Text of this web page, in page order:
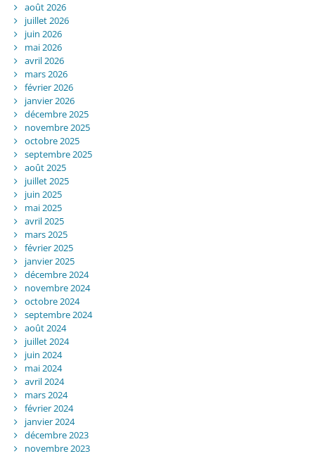
août 2026
juillet 2026
juin 2026
mai 2026
avril 2026
mars 2026
février 2026
janvier 2026
décembre 2025
novembre 2025
octobre 2025
septembre 2025
août 2025
juillet 2025
juin 2025
mai 2025
avril 2025
mars 2025
février 2025
janvier 2025
décembre 2024
novembre 2024
octobre 2024
septembre 2024
août 2024
juillet 2024
juin 2024
mai 2024
avril 2024
mars 2024
février 2024
janvier 2024
décembre 2023
novembre 2023